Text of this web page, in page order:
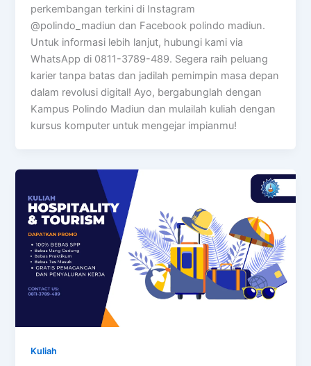
perkembangan terkini di Instagram
@polindo_madiun dan Facebook polindo madiun.
Untuk informasi lebih lanjut, hubungi kami via
WhatsApp di 0811-3789-489. Segera raih peluang
karier tanpa batas dan jadilah pemimpin masa depan
dalam revolusi digital! Ayo, bergabunglah dengan
Kampus Polindo Madiun dan mulailah kuliah dengan
kursus komputer untuk mengejar impianmu!
Kuliah